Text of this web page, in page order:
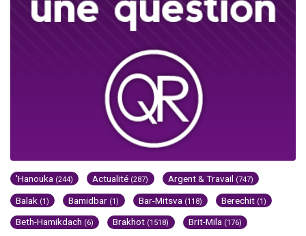
'Hanouka (244) Actualité (287) Argent & Travail (747)
Balak (1) Bamidbar (1) Bar-Mitsva (118) Berechit (1)
Beth-Hamikdach (6) Brakhot (1518) Brit-Mila (176)